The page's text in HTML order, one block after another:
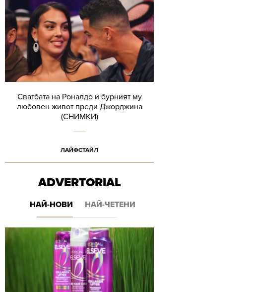
Сватбата на Роналдо и бурният му
любовен живот преди Джорджина
(СНИМКИ)
ЛАЙФСТАЙЛ
ADVERTORIAL
НАЙ-НОВИ НАЙ-ЧЕТЕНИ